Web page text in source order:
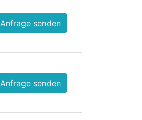
Anfrage senden
Anfrage senden